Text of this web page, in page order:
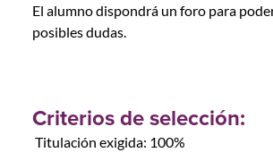
El alumno dispondrá un foro para
posibles dudas.
Criterios de selección:
Titulación exigida: 100%